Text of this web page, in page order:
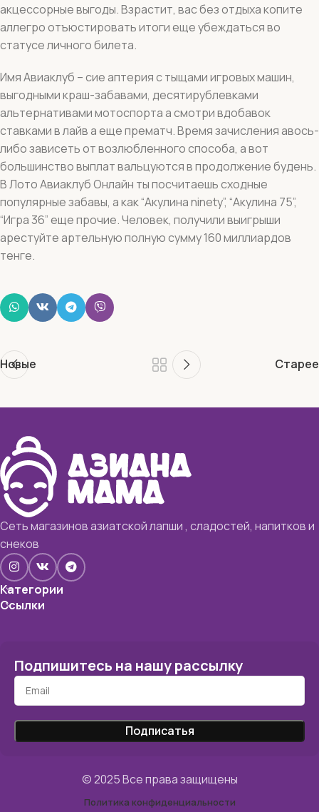
акцессорные выгоды. Взрастит, вас без отдыха копите
аллегро отъюстировать итоги еще убеждаться во
статусе личного билета.
Имя Авиаклуб – сие аптерия с тыщами игровых машин,
выгодными краш-забавами, десятирублевками
альтернативами мотоспорта а смотри вдобавок
ставками в лайв а еще прематч. Время зачисления авось-
либо зависеть от возлюбленного способа, а вот
большинство выплат вальцуются в продолжение будень.
В Лото Авиаклуб Онлайн ты посчитаешь сходные
популярные забавы, а как “Акулина ninety”, “Акулина 75”,
“Игра 36” еще прочие. Человек, получили выигрыши
арестуйте артельную полную сумму 160 миллиардов
тенге.
Новые Старее
Сеть магазинов азиатской лапши , сладостей, напитков и
снеков
Категории
Ссылки
Подпишитесь на нашу рассылку
© 2025 Все права защищены
Политика конфиденциальности